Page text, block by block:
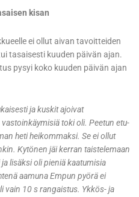
kisan
ei ollut aivan tavoitteiden
tasaisesti kuuden päivän ajan.
pysyi koko kuuden päivän ajan
ja kuskit ajoivat
toki oli. Peetun etu-
heti heikommaksi. Se ei ollut
Kytönen jäi kerran taistelemaan
lisäksi oli pieniä kaatumisia
aamuna Empun pyörä ei
vain 10 s rangaistus. Ykkös- ja